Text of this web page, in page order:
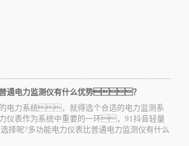
普通电力监测仪有什么优势？
电力系统，就得选个合适的电力监测系
表作为系统中重要的一环，91抖音轻量
择呢?多功能电力仪表比普通电力监测仪有什么